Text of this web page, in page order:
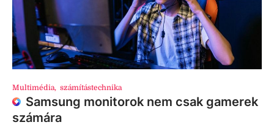
Multimédia, számítástechnika
Samsung monitorok nem csak gamerek
számára